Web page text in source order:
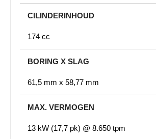
CILINDERINHOUD
174 cc
BORING X SLAG
61,5 mm x 58,77 mm
MAX. VERMOGEN
13 kW (17,7 pk) @ 8.650 tpm